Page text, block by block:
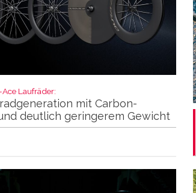
Laufräder:
mit Carbon-
deutlich geringerem Gewicht